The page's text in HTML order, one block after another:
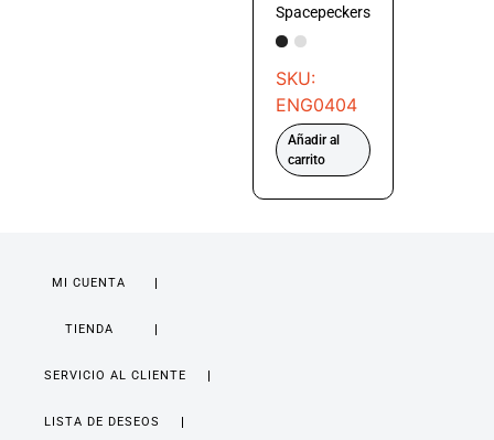
Spacepeckers
SKU:
ENG0404
Añadir al
carrito
MI CUENTA
TIENDA
SERVICIO AL CLIENTE
LISTA DE DESEOS